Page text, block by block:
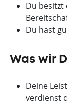
Du besitzt
Du hast
Was wir
Deine
verdienst